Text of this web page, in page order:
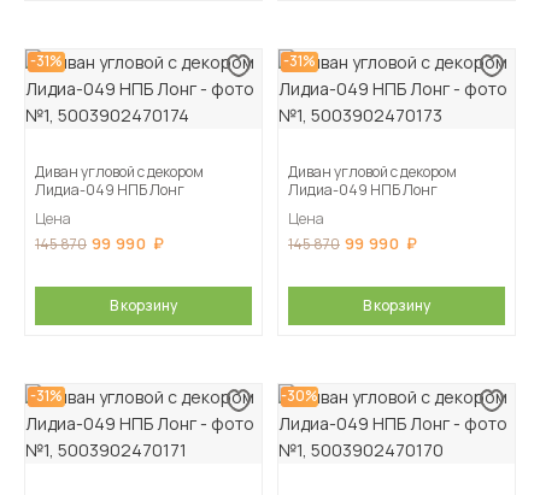
-31%
Диван угловой с декором
Лидиа-049 НПБ Лонг
Цена
145 870 99 990
В корзину
-31%
Диван угловой с декором
Лидиа-049 НПБ Лонг
Цена
145 870 99 990
В корзину
-31% -30%